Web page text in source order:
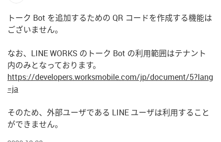
トーク Bot を追加するための QR コードを作成する機能は
ございません。
なお、LINE WORKS のトーク Bot の利用範囲はテナント
内のみとなっております。
https://developers.worksmobile.com/jp/document/5?lang
=ja
そのため、外部ユーザである LINE ユーザは利用すること
ができません。